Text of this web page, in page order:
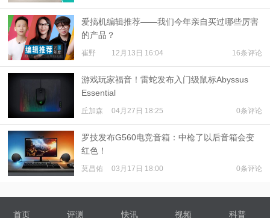
爱搞机编辑推荐——我们今年亲自买过哪些厉害
的产品？
崔野 12月13日 16:04 16条评论
游戏玩家福音！雷蛇发布入门级鼠标Abyssus
Essential
丘加森 04月27日 18:25 0条评论
罗技发布G560电竞音箱：中枪了以后音箱会变
红色！
莫昌佑 03月17日 18:00 0条评论
首页 评测 快讯 视频 科普